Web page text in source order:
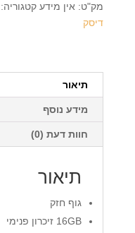
PENSON
MENTOR
מק"ט: אין מידע קטגוריה:
דיסק
תיאור
מידע נוסף
חוות דעת (0)
תיאור
גוף חזק
16GB זיכרון פנימי